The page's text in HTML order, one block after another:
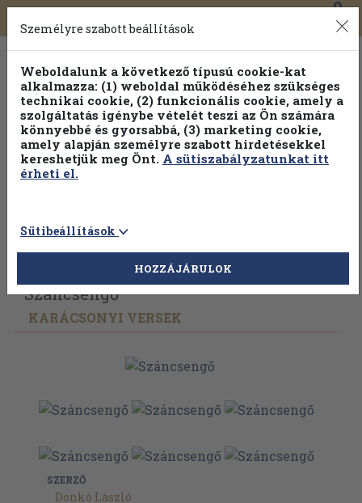
Toggle
navigation
0
Vissza az előző oldalra Válasszon példányt
Száncsengő
KARÁCSONYI VERSEK
SZERZŐ
Donkó László
Személyre szabott beállítások
Weboldalunk a következő típusú cookie-kat
alkalmazza: (1) weboldal működéséhez szükséges
technikai cookie, (2) funkcionális cookie, amely a
szolgáltatás igénybe vételét teszi az Ön számára
könnyebbé és gyorsabbá, (3) marketing cookie,
amely alapján személyre szabott hirdetésekkel
kereshetjük meg Önt. A sütiszabályzatunkat itt
érheti el.
Sütibeállítások
HOZZÁJÁRULOK